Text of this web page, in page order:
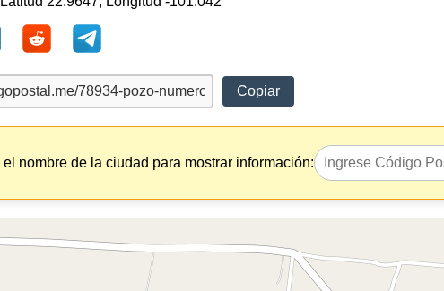
Copiar
nombre de la ciudad para mostrar información: